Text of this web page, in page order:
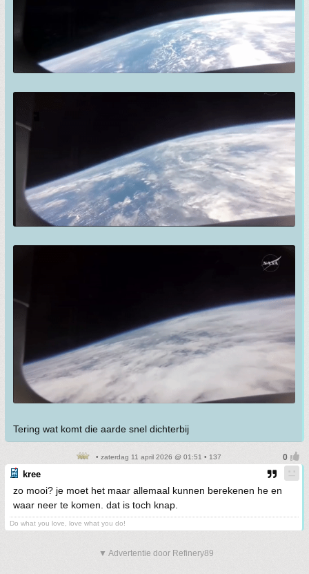
Tering wat komt die aarde snel dichterbij
• zaterdag 11 april 2026 @ 01:51 • 137
kree
zo mooi? je moet het maar allemaal kunnen berekenen he en
waar neer te komen. dat is toch knap.
Do what you love, love what you do!
▼ Advertentie door Refinery89